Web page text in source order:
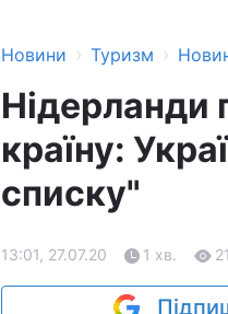
Новини › Туризм ›
Нідерланди
країну:
списку"
13:01, 27.07.20 1 хв.